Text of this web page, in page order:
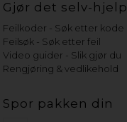
Gjør det selv-hjelp
Feilkoder - Søk etter kode
Feilsøk - Søk etter feil
Video guider - Slik gjør du
Rengjøring & vedlikehold
Spor pakken din